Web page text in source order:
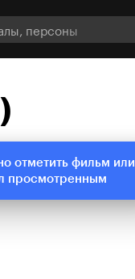
отметить фильм или
просмотренным